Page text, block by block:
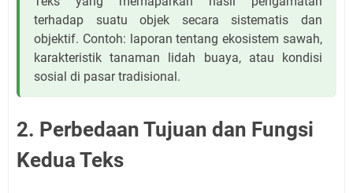
terhadap suatu objek secara sistematis dan
objektif. Contoh: laporan tentang ekosistem sawah,
karakteristik tanaman lidah buaya, atau kondisi
sosial di pasar tradisional.
2. Perbedaan Tujuan dan Fungsi
Kedua Teks